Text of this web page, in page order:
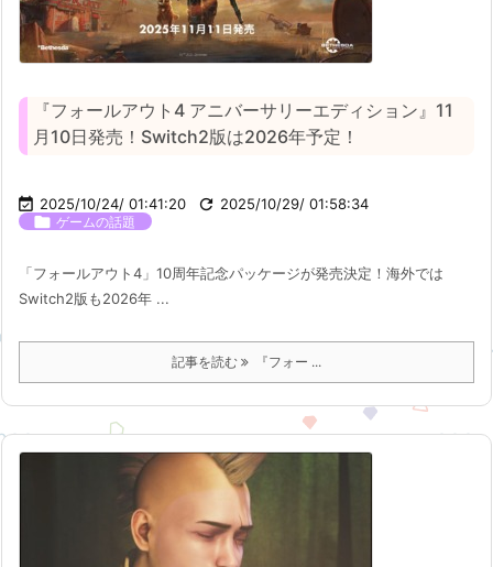
『フォールアウト4 アニバーサリーエディション』11
月10日発売！Switch2版は2026年予定！
 2025/10/24/ 01:41:20  2025/10/29/ 01:58:34
 ゲームの話題
「フォールアウト4」10周年記念パッケージが発売決定！海外では
Switch2版も2026年 ...
記事を読む 『フォー ...